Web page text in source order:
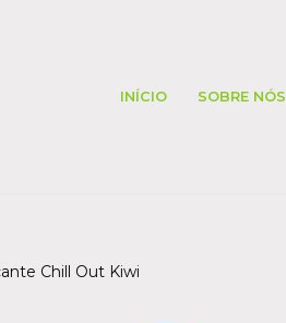
INÍCIO SOBRE NÓS
Chill Out Kiwi